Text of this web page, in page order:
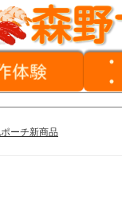
ーチ新商品